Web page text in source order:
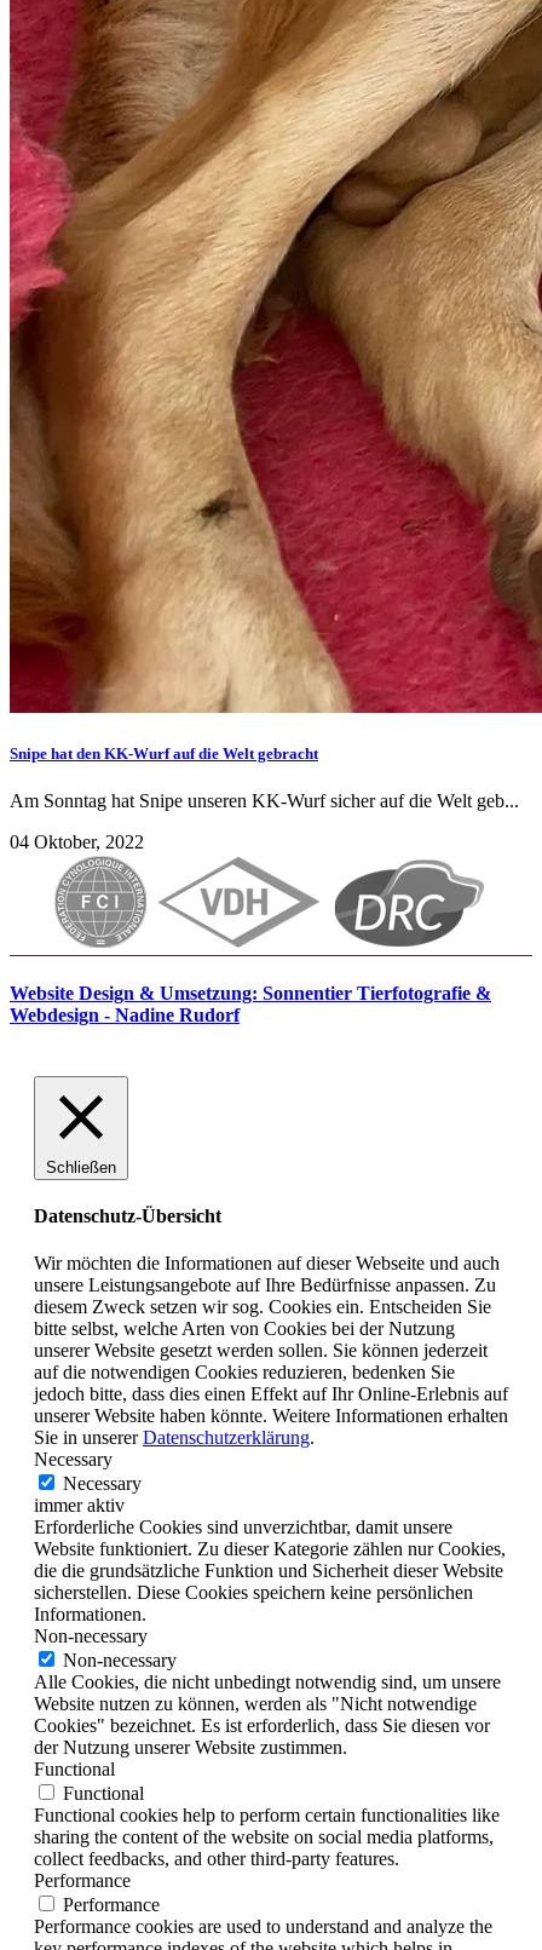
Snipe hat den KK-Wurf auf die Welt gebracht
Am Sonntag hat Snipe unseren KK-Wurf sicher auf die Welt geb...
04 Oktober, 2022
Website Design & Umsetzung: Sonnentier Tierfotografie &
Webdesign - Nadine Rudorf
Schließen
Datenschutz-Übersicht
Wir möchten die Informationen auf dieser Webseite und auch
unsere Leistungsangebote auf Ihre Bedürfnisse anpassen. Zu
diesem Zweck setzen wir sog. Cookies ein. Entscheiden Sie
bitte selbst, welche Arten von Cookies bei der Nutzung
unserer Website gesetzt werden sollen. Sie können jederzeit
auf die notwendigen Cookies reduzieren, bedenken Sie
jedoch bitte, dass dies einen Effekt auf Ihr Online-Erlebnis auf
unserer Website haben könnte. Weitere Informationen erhalten
Sie in unsererDatenschutzerklärung.
Necessary
Necessary
immer aktiv
Erforderliche Cookies sind unverzichtbar, damit unsere
Website funktioniert. Zu dieser Kategorie zählen nur Cookies,
die die grundsätzliche Funktion und Sicherheit dieser Website
sicherstellen. Diese Cookies speichern keine persönlichen
Informationen.
Non-necessary
Non-necessary
Alle Cookies, die nicht unbedingt notwendig sind, um unsere
Website nutzen zu können, werden als "Nicht notwendige
Cookies" bezeichnet. Es ist erforderlich, dass Sie diesen vor
der Nutzung unserer Website zustimmen.
Functional
Functional
Functional cookies help to perform certain functionalities like
sharing the content of the website on social media platforms,
collect feedbacks, and other third-party features.
Performance
Performance
Performance cookies are used to understand and analyze the